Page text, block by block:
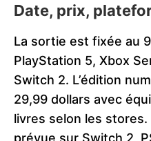
Date, prix,
La sortie est fixée au
PlayStation 5, Xbox
Switch 2. L’édition
29,99 dollars avec
livres selon les
prévue sur Switch 2,